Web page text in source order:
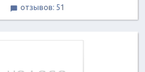
 отзывов: 51